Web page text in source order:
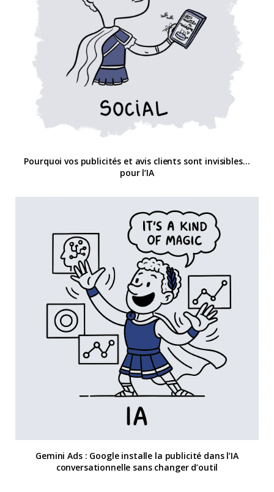
Pourquoi vos publicités et avis clients sont invisibles…
pour l’IA
Gemini Ads : Google installe la publicité dans l’IA
conversationnelle sans changer d’outil